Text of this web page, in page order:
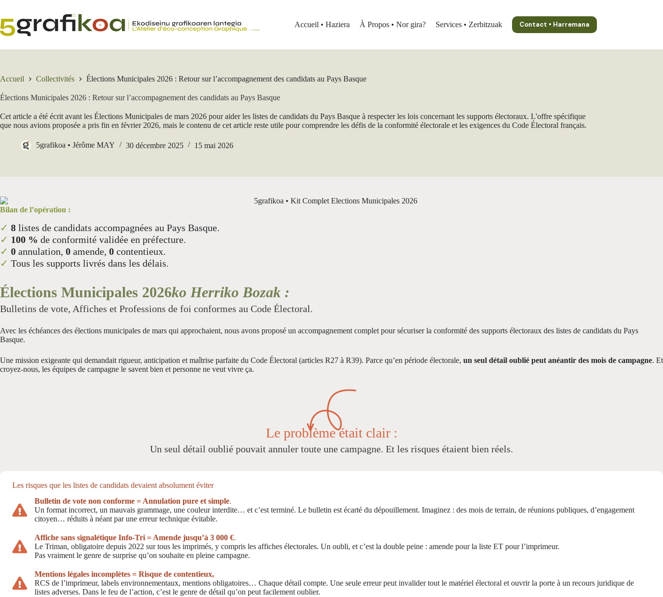
contenu
Accueil • Haziera À Propos • Nor gira? Services • Zerbitzuak Contact • Harremana
Accueil Collectivités Élections Municipales 2026 : Retour sur l’accompagnement des candidats au Pays Basque
Élections Municipales 2026 : Retour sur l’accompagnement des candidats au Pays Basque
Cet article a été écrit avant les Élections Municipales de mars 2026 pour aider les listes de candidats du Pays Basque à respecter les lois concernant les supports électoraux. L'offre spécifique
que nous avions proposée a pris fin en février 2026, mais le contenu de cet article reste utile pour comprendre les défis de la conformité électorale et les exigences du Code Électoral français.
5grafikoa • Jérôme MAY 30 décembre 2025 15 mai 2026
Bilan de l’opération :
✓ 8 listes de candidats accompagnées au Pays Basque.
✓ 100 % de conformité validée en préfecture.
✓ 0 annulation, 0 amende, 0 contentieux.
✓ Tous les supports livrés dans les délais.
Élections Municipales 2026ko Herriko Bozak :
Bulletins de vote, Affiches et Professions de foi conformes au Code Électoral.
Avec les échéances des élections municipales de mars qui approchaient, nous avons proposé un accompagnement complet pour sécuriser la conformité des supports électoraux des listes de candidats du Pays
Basque.
Une mission exigeante qui demandait rigueur, anticipation et maîtrise parfaite du Code Électoral (articles R27 à R39). Parce qu’en période électorale, un seul détail oublié peut anéantir des mois de campagne. Et
croyez-nous, les équipes de campagne le savent bien et personne ne veut vivre ça.
Le problème était clair :
Un seul détail oublié pouvait annuler toute une campagne. Et les risques étaient bien réels.
Les risques que les listes de candidats devaient absolument éviter
Bulletin de vote non conforme = Annulation pure et simple.
Un format incorrect, un mauvais grammage, une couleur interdite… et c’est terminé. Le bulletin est écarté du dépouillement. Imaginez : des mois de terrain, de réunions publiques, d’engagement
citoyen… réduits à néant par une erreur technique évitable.
Affiche sans signalétique Info-Tri = Amende jusqu’à 3 000 €.
Le Triman, obligatoire depuis 2022 sur tous les imprimés, y compris les affiches électorales. Un oubli, et c’est la double peine : amende pour la liste ET pour l’imprimeur.
Pas vraiment le genre de surprise qu’on souhaite en pleine campagne.
Mentions légales incomplètes = Risque de contentieux,
RCS de l’imprimeur, labels environnementaux, mentions obligatoires… Chaque détail compte. Une seule erreur peut invalider tout le matériel électoral et ouvrir la porte à un recours juridique de
listes adverses. Dans le feu de l’action, c’est le genre de détail qu’on peut facilement oublier.